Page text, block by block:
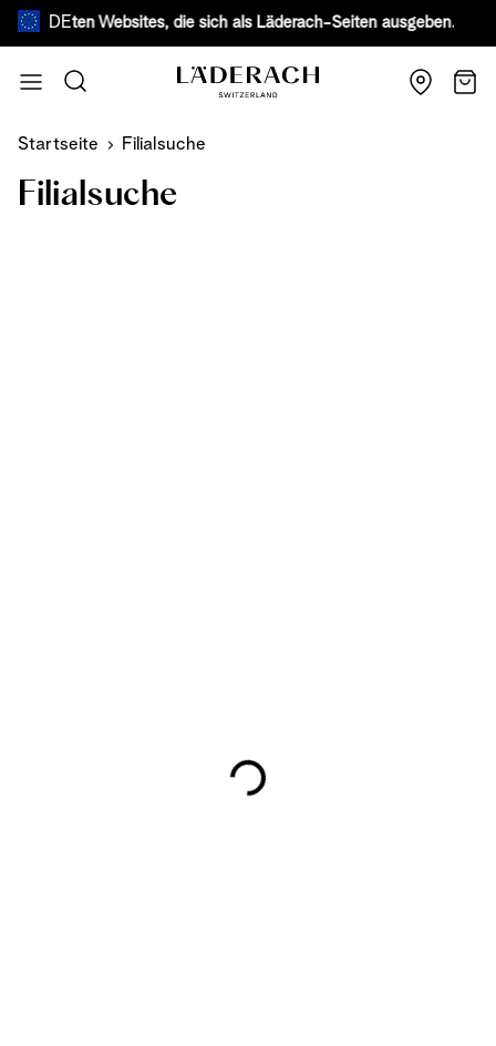
DE Websites, die sich als Läderach-Seiten ausgeben.Mehr
Suche
Startseite Filialsuche
Filialsuche